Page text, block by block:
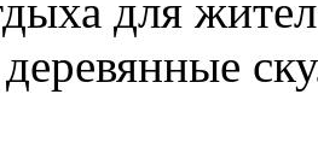
для